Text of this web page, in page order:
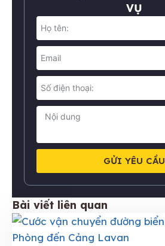
VỤ
GỬI YÊU CẦU
Bài viết liên quan